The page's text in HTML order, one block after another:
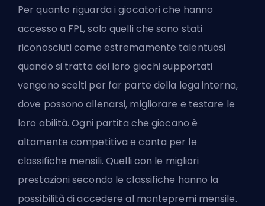
Per quanto riguarda i giocatori che hanno
accesso a FPL, solo quelli che sono stati
riconosciuti come estremamente talentuosi
quando si tratta dei loro giochi supportati
vengono scelti per far parte della lega interna,
dove possono allenarsi, migliorare e testare le
loro abilità. Ogni partita che giocano è
altamente competitiva e conta per le
classifiche mensili. Quelli con le migliori
prestazioni secondo le classifiche hanno la
possibilità di accedere al montepremi mensile.